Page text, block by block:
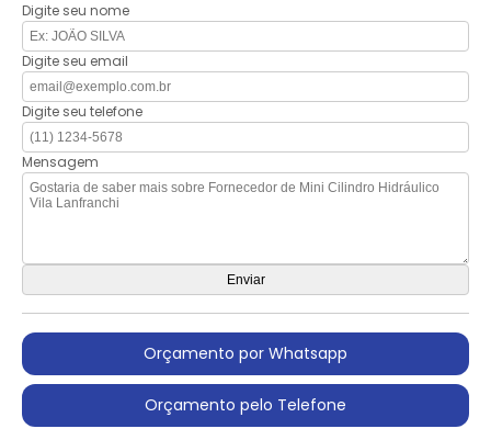
Digite seu nome
Digite seu email
Digite seu telefone
Mensagem
Orçamento por Whatsapp
Orçamento pelo Telefone